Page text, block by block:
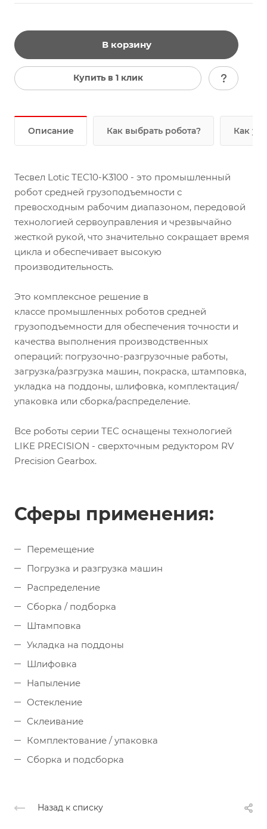
В корзину
Купить в 1 клик
Описание Как выбрать робота? Как
Тесвел Lotic TEC10-K3100 - это промышленный
робот средней грузоподъемности с
превосходным рабочим диапазоном, передовой
технологией сервоуправления и чрезвычайно
жесткой рукой, что значительно сокращает время
цикла и обеспечивает высокую
производительность.
Это комплексное решение в
классе промышленных роботов средней
грузоподъемности для обеспечения точности и
качества выполнения производственных
операций: погрузочно-разгрузочные работы,
загрузка/разгрузка машин, покраска, штамповка,
укладка на поддоны, шлифовка, комплектация/
упаковка или сборка/распределение.
Все роботы серии ТЕС оснащены технологией
LIKE PRECISION - сверхточным редуктором RV
Precision Gearbox.
Сферы применения:
Перемещение
Погрузка и разгрузка машин
Распределение
Сборка / подборка
Штамповка
Укладка на поддоны
Шлифовка
Напыление
Остекление
Склеивание
Комплектование / упаковка
Сборка и подсборка
Назад к списку